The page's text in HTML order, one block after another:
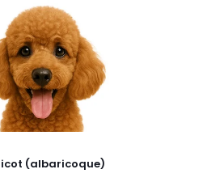
(albaricoque)